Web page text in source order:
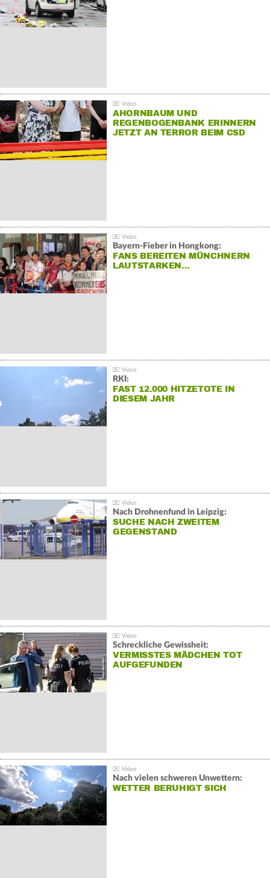
AHORNBAUM UND
REGENBOGENBANK ERINNERN
JETZT AN TERROR BEIM CSD
Bayern-Fieber in Hongkong:
FANS BEREITEN MÜNCHNERN
LAUTSTARKEN…
RKI:
FAST 12.000 HITZETOTE IN
DIESEM JAHR
Nach Drohnenfund in Leipzig:
SUCHE NACH ZWEITEM
GEGENSTAND
Schreckliche Gewissheit:
VERMISSTES MÄDCHEN TOT
AUFGEFUNDEN
Nach vielen schweren Unwettern:
WETTER BERUHIGT SICH